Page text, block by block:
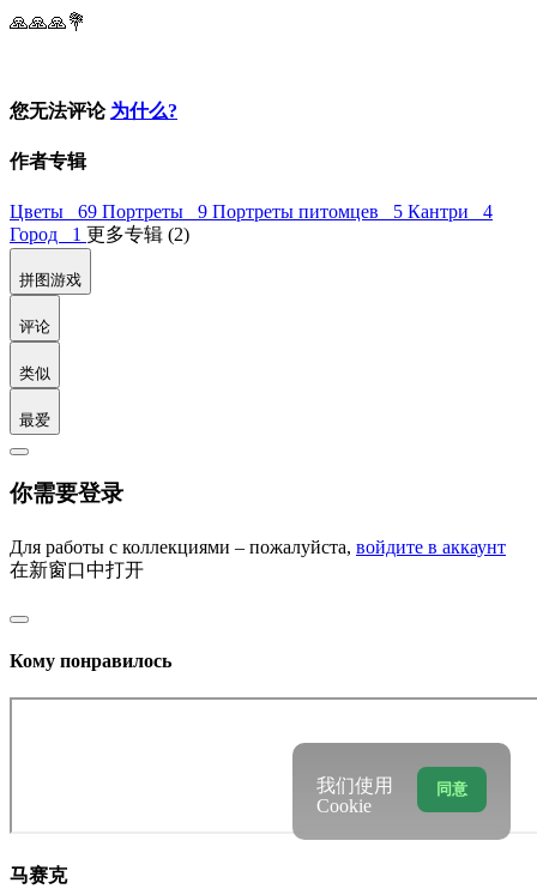
🙏🙏🙏💐
您无法评论 为什么?
作者专辑
Цветы 69 Портреты 9 Портреты питомцев 5 Кантри 4
Город 1 更多专辑 (2)
拼图游戏
评论
类似
最爱
你需要登录
Для работы с коллекциями – пожалуйста, войдите в аккаунт
在新窗口中打开
Кому понравилось
马赛克
同意
我们使用
Cookie